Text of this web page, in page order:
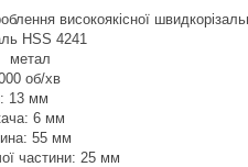
високоякісної
HSS 4241
метал
об/хв
13 мм
6 мм
55 мм
частини: 25 мм